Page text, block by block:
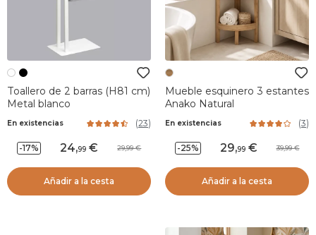
Toallero de 2 barras (H81 cm)
Metal blanco
En existencias (23)
-17% 24,99 29,99
Añadir a la cesta
Mueble esquinero 3 estantes
Anako Natural
En existencias (3)
-25% 29,99 39,99
Añadir a la cesta